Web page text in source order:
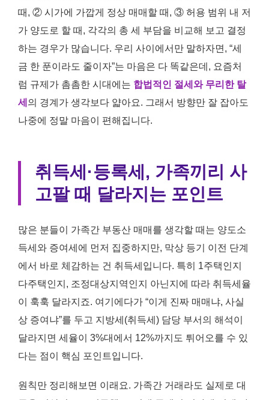
때, ② 시가에 가깝게 정상 매매할 때, ③ 허용 범위 내 저
가 양도로 할 때, 각각의 총 세 부담을 비교해 보고 결정
하는 경우가 많습니다. 우리 사이에서만 말하자면, “세
금 한 푼이라도 줄이자”는 마음은 다 똑같은데, 요즘처
럼 규제가 촘촘한 시대에는 합법적인 절세와 무리한 탈
세 의 경계가 생각보다 얇아요. 그래서 방향만 잘 잡아도
나중에 정말 마음이 편해집니다.
취득세·등록세, 가족끼리 사
고팔 때 달라지는 포인트
많은 분들이 가족간 부동산 매매를 생각할 때는 양도소
득세와 증여세에 먼저 집중하지만, 막상 등기 이전 단계
에서 바로 체감하는 건 취득세입니다. 특히 1주택인지
다주택인지, 조정대상지역인지 아닌지에 따라 취득세율
이 훅훅 달라지죠. 여기에다가 “이게 진짜 매매냐, 사실
상 증여냐”를 두고 지방세(취득세) 담당 부서의 해석이
달라지면 세율이 3%대에서 12%까지도 튀어오를 수 있
다는 점이 핵심 포인트입니다.
원칙만 정리해보면 이래요. 가족간 거래라도 실제로 대